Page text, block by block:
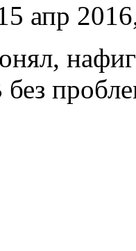
апр
без